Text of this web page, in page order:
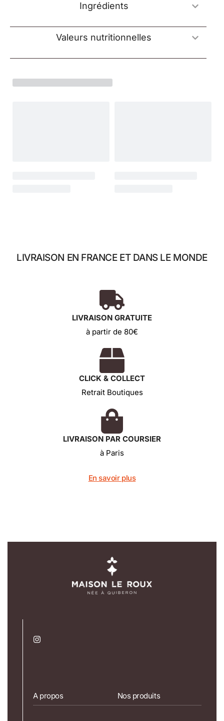
Ingrédients
Valeurs nutritionnelles
LIVRAISON EN FRANCE ET DANS LE MONDE
LIVRAISON GRATUITE
à partir de 80€
CLICK & COLLECT
Retrait Boutiques
LIVRAISON PAR COURSIER
à Paris
En savoir plus
A propos Nos produits